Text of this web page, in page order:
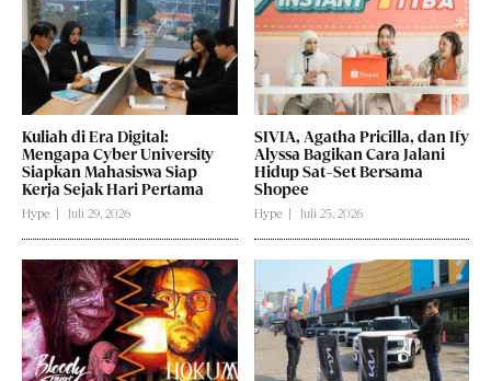
Kuliah di Era Digital:
Mengapa Cyber University
Siapkan Mahasiswa Siap
Kerja Sejak Hari Pertama
Hype Juli 29, 2026
SIVIA, Agatha Pricilla, dan Ify
Alyssa Bagikan Cara Jalani
Hidup Sat-Set Bersama
Shopee
Hype Juli 25, 2026